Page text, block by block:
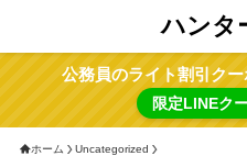
ハンタ
公務員のライト割引クー
限定LINEク
ホーム Uncategorized